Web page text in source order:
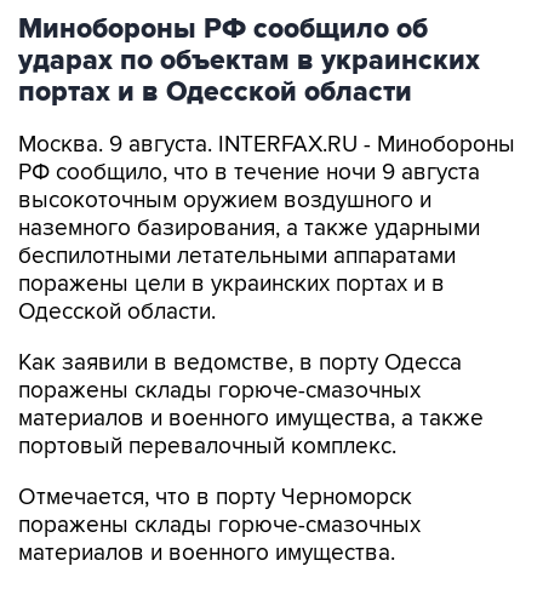
Минобороны РФ сообщило об
ударах по объектам в украинских
портах и в Одесской области
Москва. 9 августа. INTERFAX.RU - Минобороны
РФ сообщило, что в течение ночи 9 августа
высокоточным оружием воздушного и
наземного базирования, а также ударными
беспилотными летательными аппаратами
поражены цели в украинских портах и в
Одесской области.
Как заявили в ведомстве, в порту Одесса
поражены склады горюче-смазочных
материалов и военного имущества, а также
портовый перевалочный комплекс.
Отмечается, что в порту Черноморск
поражены склады горюче-смазочных
материалов и военного имущества.